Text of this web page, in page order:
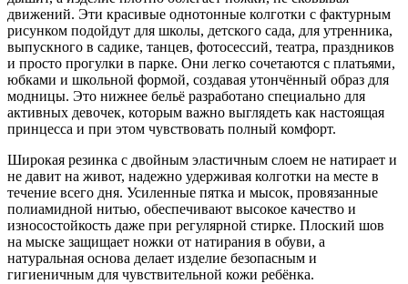
движений. Эти красивые однотонные колготки с фактурным
рисунком подойдут для школы, детского сада, для утренника,
выпускного в садике, танцев, фотосессий, театра, праздников
и просто прогулки в парке. Они легко сочетаются с платьями,
юбками и школьной формой, создавая утончённый образ для
модницы. Это нижнее бельё разработано специально для
активных девочек, которым важно выглядеть как настоящая
принцесса и при этом чувствовать полный комфорт.
Широкая резинка с двойным эластичным слоем не натирает и
не давит на живот, надежно удерживая колготки на месте в
течение всего дня. Усиленные пятка и мысок, провязанные
полиамидной нитью, обеспечивают высокое качество и
износостойкость даже при регулярной стирке. Плоский шов
на мыске защищает ножки от натирания в обуви, а
натуральная основа делает изделие безопасным и
гигиеничным для чувствительной кожи ребёнка.